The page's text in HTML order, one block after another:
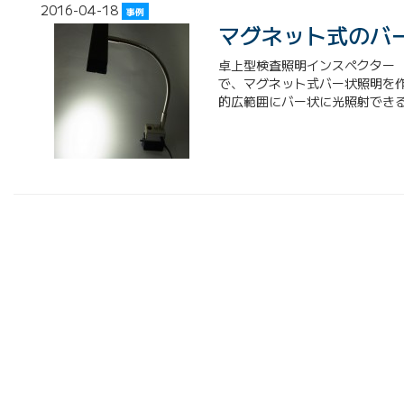
2016-04-18 事例
マグネット式のバ
卓上型検査照明インスペクタ
で、マグネット式バー状照明を
的広範囲にバー状に光照射で